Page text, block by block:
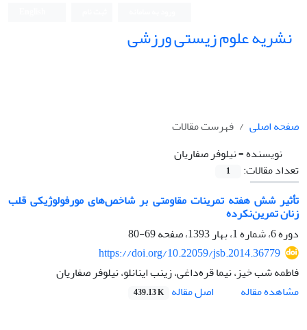
نشریه علوم زیستی ورزشی
صفحه اصلی
فهرست مقالات
نویسنده =نیلوفر صفاریان
تعداد مقالات:
1
تأثیر شش هفته تمرینات مقاومتی بر شاخص‌های مورفولوژیکی قلب
زنان تمرین‌نکرده
دوره 6، شماره 1، بهار 1393، صفحه
69-80
https://doi.org/10.22059/jsb.2014.36779
فاطمه شب خیز، نیما قره‌داغی، زینب اینانلو، نیلوفر صفاریان
مشاهده مقاله
اصل مقاله 439.13 K